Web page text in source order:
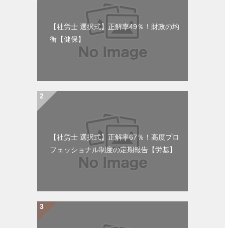
【社労士 選択式】正解率49％！財政の均
衡【健保】
【社労士 選択式】正解率67％！高度プロ
フェッショナル制度の定期報告【労基】